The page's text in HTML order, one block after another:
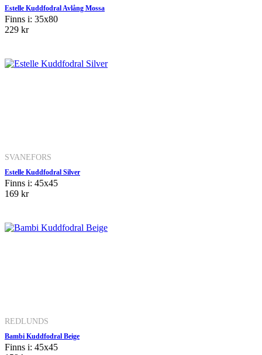
Estelle Kuddfodral Avlång Mossa
Finns i: 35x80
229 kr
SVANEFORS
Estelle Kuddfodral Silver
Finns i: 45x45
169 kr
REDLUNDS
Bambi Kuddfodral Beige
Finns i: 45x45